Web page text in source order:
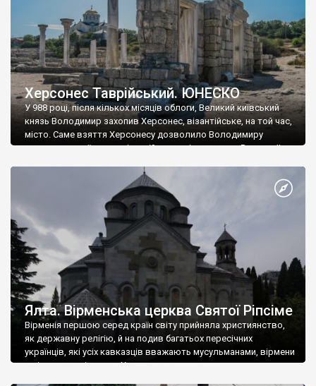
Херсонес Таврійський. ЮНЕСКО
У 988 році, після кількох місяців облоги, Великий київський
князь Володимир захопив Херсонес, візантійське, на той час,
місто. Саме взяття Херсонесу дозволило Володимиру
диктувати свої умови візантійському імператору Василю ІІ, та
Херсонесі Володимир-язичник, став Василем-християнином.
А потім було Хрещення Русі. На честь Херсонесу Таврійського
Ялта. Вірменська церква Святої Ріпсіме
Вірменія першою серед країн світу прийняла християнство,
як державну релігію, й на подив багатьох пересічних
українців, які усіх кавказців вважають мусульманами, вірмени
є відданими вірянами Христа